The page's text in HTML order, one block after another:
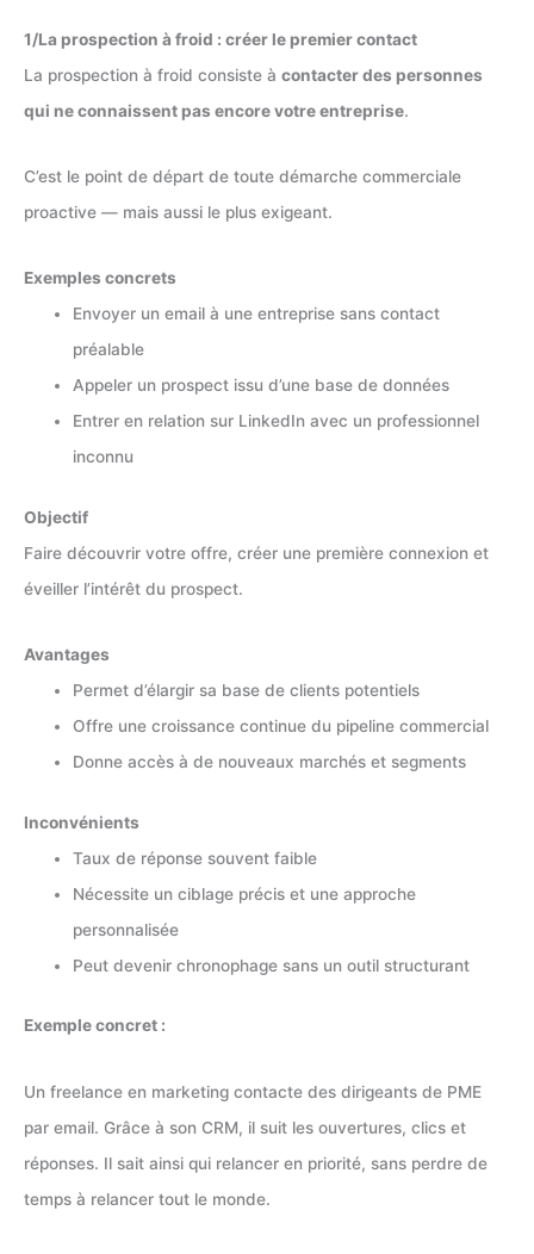
1/La prospection à froid : créer le premier contact
La prospection à froid consiste à contacter des personnes
qui ne connaissent pas encore votre entreprise.
C’est le point de départ de toute démarche commerciale
proactive — mais aussi le plus exigeant.
Exemples concrets
Envoyer un email à une entreprise sans contact
préalable
Appeler un prospect issu d’une base de données
Entrer en relation sur LinkedIn avec un professionnel
inconnu
Objectif
Faire découvrir votre offre, créer une première connexion et
éveiller l’intérêt du prospect.
Avantages
Permet d’élargir sa base de clients potentiels
Offre une croissance continue du pipeline commercial
Donne accès à de nouveaux marchés et segments
Inconvénients
Taux de réponse souvent faible
Nécessite un ciblage précis et une approche
personnalisée
Peut devenir chronophage sans un outil structurant
Exemple concret :
Un freelance en marketing contacte des dirigeants de PME
par email. Grâce à son CRM, il suit les ouvertures, clics et
réponses. Il sait ainsi qui relancer en priorité, sans perdre de
temps à relancer tout le monde.